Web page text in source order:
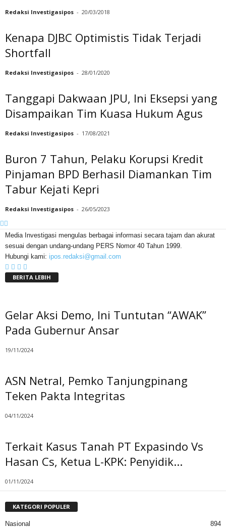
Redaksi Investigasipos - 20/03/2018
Kenapa DJBC Optimistis Tidak Terjadi
Shortfall
Redaksi Investigasipos - 28/01/2020
Tanggapi Dakwaan JPU, Ini Eksepsi yang
Disampaikan Tim Kuasa Hukum Agus
Redaksi Investigasipos - 17/08/2021
Buron 7 Tahun, Pelaku Korupsi Kredit
Pinjaman BPD Berhasil Diamankan Tim
Tabur Kejati Kepri
Redaksi Investigasipos - 26/05/2023
Media Investigasi mengulas berbagai informasi secara tajam dan akurat
sesuai dengan undang-undang PERS Nomor 40 Tahun 1999.
Hubungi kami: ipos.redaksi@gmail.com
BERITA LEBIH
Gelar Aksi Demo, Ini Tuntutan “AWAK”
Pada Gubernur Ansar
19/11/2024
ASN Netral, Pemko Tanjungpinang
Teken Pakta Integritas
04/11/2024
Terkait Kasus Tanah PT Expasindo Vs
Hasan Cs, Ketua L-KPK: Penyidik...
01/11/2024
KATEGORI POPULER
Nasional 894